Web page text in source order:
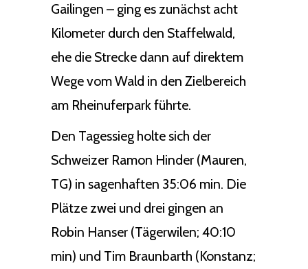
Gailingen – ging es zunächst acht
Kilometer durch den Staffelwald,
ehe die Strecke dann auf direktem
Wege vom Wald in den Zielbereich
am Rheinuferpark führte.
Den Tagessieg holte sich der
Schweizer Ramon Hinder (Mauren,
TG) in sagenhaften 35:06 min. Die
Plätze zwei und drei gingen an
Robin Hanser (Tägerwilen; 40:10
min) und Tim Braunbarth (Konstanz;